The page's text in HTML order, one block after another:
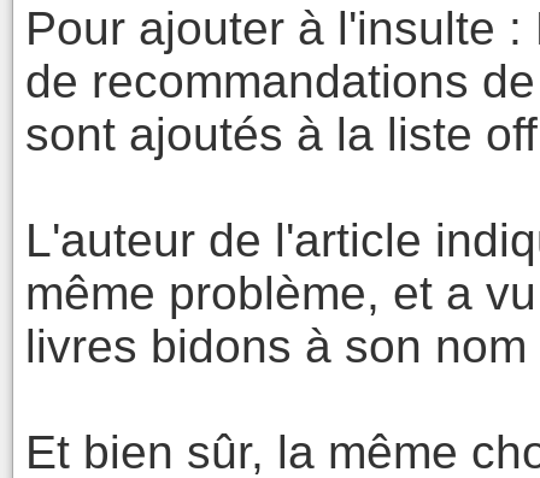
Pour ajouter à l'insulte
de recommandations
sont ajoutés à la liste
L'auteur de l'article
même problème, et a
livres bidons à son
Et bien sûr, la même